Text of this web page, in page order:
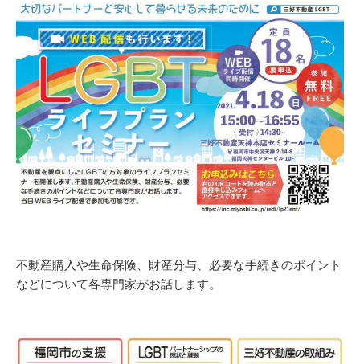
不動産購入や生命保険、財産分与、必要な手続きのポイント
などについて各専門家がお話します。